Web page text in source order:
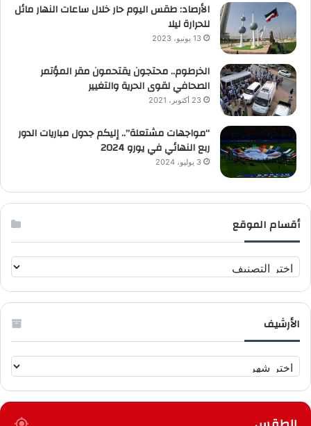
الأرصاد: طقس اليوم حار خلال ساعات النهار مائل
للحرارة ليلا
13 يونيو، 2023
الخرطوم.. محتجون يقتحمون مقر المؤتمر
الصحافي لقوى الحرية والتغيير
23 أكتوبر، 2021
“مواجهات مشتعلة”.. إليكم جدول مباريات الدور
ربع النهائي في يورو 2024
3 يوليو، 2024
أقسام الموقع
ق
س
م
و
ق
الأرشيف
ل
أ
ش